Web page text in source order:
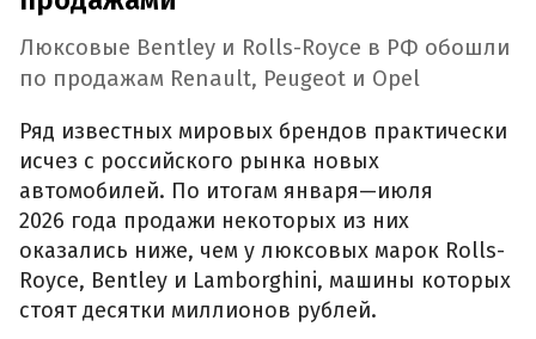
Люксовые Bentley и Rolls-Royce в РФ обошли
по продажам Renault, Peugeot и Opel
Ряд известных мировых брендов практически
исчез с российского рынка новых
автомобилей. По итогам января—июля
2026 года продажи некоторых из них
оказались ниже, чем у люксовых марок Rolls-
Royce, Bentley и Lamborghini, машины которых
стоят десятки миллионов рублей.